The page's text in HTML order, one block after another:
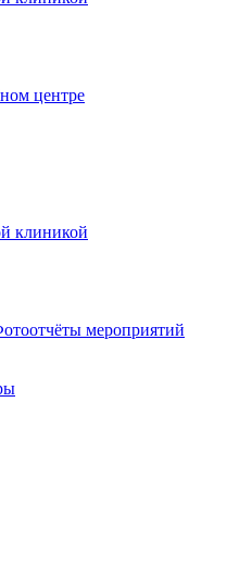
центре
клиникой
мероприятий